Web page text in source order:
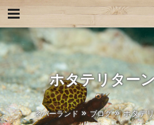
ホタテリター
ネバーランド ブログ ホタテ